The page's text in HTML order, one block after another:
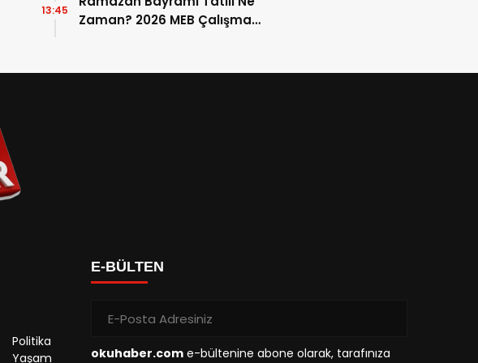
Zaman? 2026 MEB Çalışma
13:45
Politika
Yaşam
E-BÜLTEN
okuhaber.com e-bültenine abone olarak, tarafınıza